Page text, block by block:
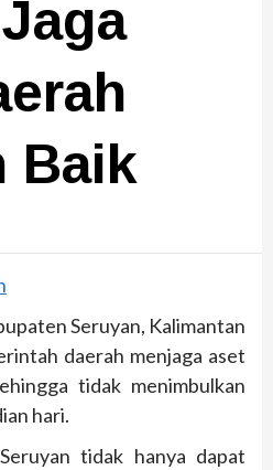
Baik
Seruyan, Kalimantan
daerah menjaga aset
tidak menimbulkan
hari.
tidak hanya dapat